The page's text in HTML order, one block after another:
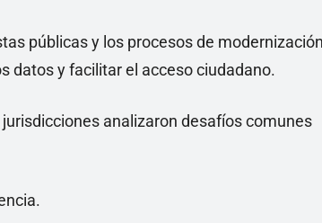
públicas y los procesos de
datos y facilitar el acceso ciudadano.
analizaron desafíos comunes